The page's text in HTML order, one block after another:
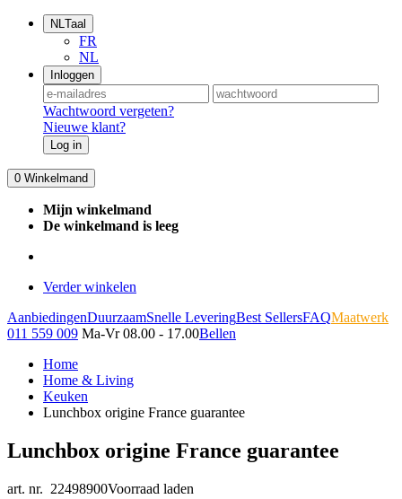
NLTaal
FR
NL
Inloggen
Wachtwoord vergeten?
Nieuwe klant?
Log in
0 Winkelmand
Mijn winkelmand
De winkelmand is leeg
Verder winkelen
AanbiedingenDuurzaamSnelle LeveringBest SellersFAQMaatwerk
011 559 009 Ma-Vr 08.00 - 17.00Bellen
Home
Home & Living
Keuken
Lunchbox origine France guarantee
Lunchbox origine France guarantee
art. nr. 22498900Voorraad laden